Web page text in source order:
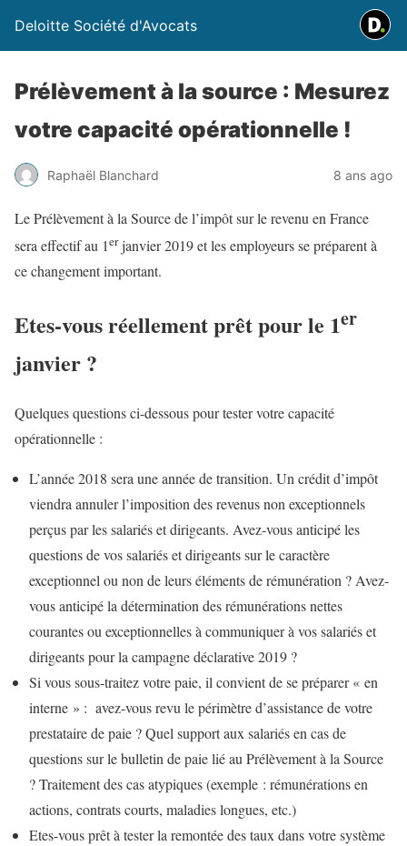
Deloitte Société d'Avocats
Prélèvement à la source : Mesurez
votre capacité opérationnelle !
Raphaël Blanchard 8 ans ago
Le Prélèvement à la Source de l’impôt sur le revenu en France
sera effectif au 1erjanvier 2019 et les employeurs se préparent à
ce changement important.
Etes-vous réellement prêt pour le 1er
janvier ?
Quelques questions ci-dessous pour tester votre capacité
opérationnelle :
L’année 2018 sera une année de transition. Un crédit d’impôt
viendra annuler l’imposition des revenus non exceptionnels
perçus par les salariés et dirigeants. Avez-vous anticipé les
questions de vos salariés et dirigeants sur le caractère
exceptionnel ou non de leurs éléments de rémunération ? Avez-
vous anticipé la détermination des rémunérations nettes
courantes ou exceptionnelles à communiquer à vos salariés et
dirigeants pour la campagne déclarative 2019 ?
Si vous sous-traitez votre paie, il convient de se préparer « en
interne » : avez-vous revu le périmètre d’assistance de votre
prestataire de paie ? Quel support aux salariés en cas de
questions sur le bulletin de paie lié au Prélèvement à la Source
? Traitement des cas atypiques (exemple : rémunérations en
actions, contrats courts, maladies longues, etc.)
Etes-vous prêt à tester la remontée des taux dans votre système